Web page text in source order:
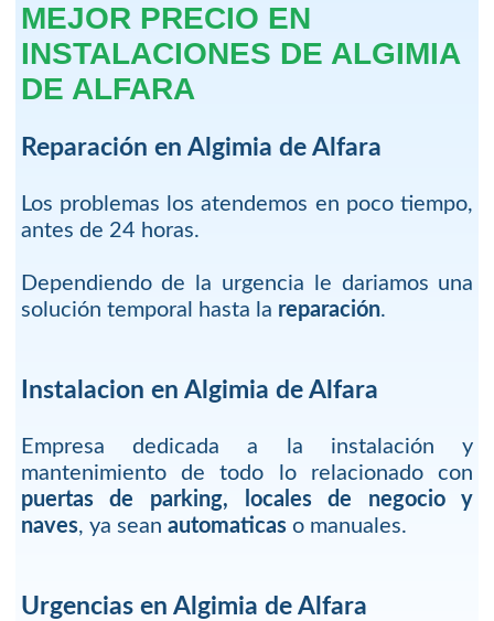
MEJOR PRECIO EN
INSTALACIONES DE ALGIMIA
DE ALFARA
Reparación en Algimia de Alfara
Los problemas los atendemos en poco tiempo,
antes de 24 horas.
Dependiendo de la urgencia le dariamos una
solución temporal hasta la reparación.
Instalacion en Algimia de Alfara
Empresa dedicada a la instalación y
mantenimiento de todo lo relacionado con
puertas de parking, locales de negocio y
naves, ya sean automaticaso manuales.
Urgencias en Algimia de Alfara